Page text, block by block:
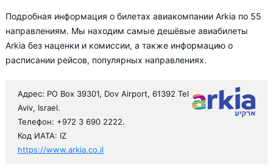
Подробная информация о билетах авиакомпании Arkia по 55
направлениям. Мы находим самые дешёвые авиабилеты
Arkia без наценки и комиссии, а также информацию о
расписании рейсов, популярных направлениях.
Адрес: PO Box 39301, Dov Airport, 61392 Tel
Aviv, Israel.
Телефон: +972 3 690 2222.
Код ИАТА: IZ
https://www.arkia.co.il